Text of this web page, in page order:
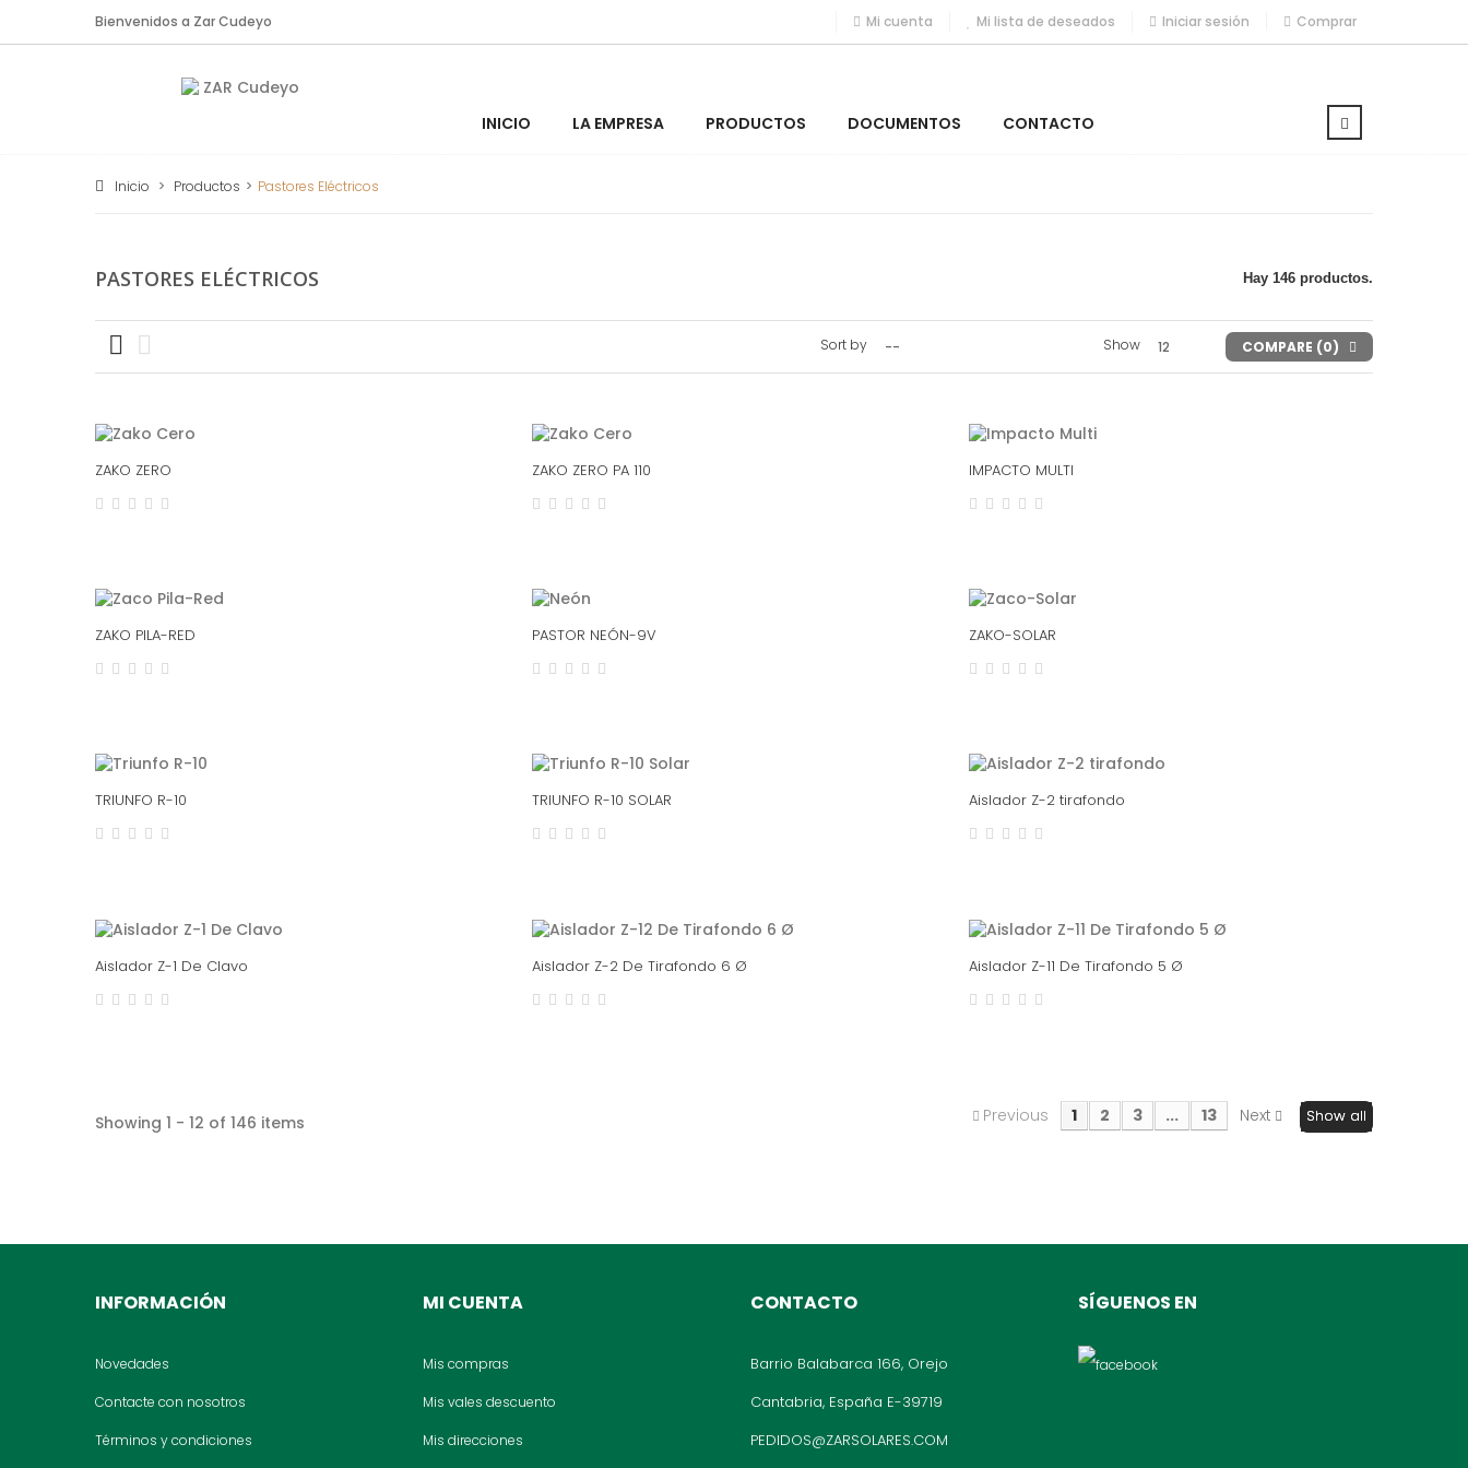
Mi cuenta Mi lista de deseados Comprar
Iniciar sesión
Bienvenidos a Zar Cudeyo
INICIO LA EMPRESA PRODUCTOS DOCUMENTOS CONTACTO
Inicio > Productos > Pastores Eléctricos
PASTORES ELÉCTRICOS Hay 146 productos.
COMPARE (0)
Show 12
Sort by --
ZAKO ZERO ZAKO ZERO PA 110 IMPACTO MULTI
ZAKO PILA-RED PASTOR NEÓN-9V ZAKO-SOLAR
TRIUNFO R-10 TRIUNFO R-10 SOLAR Aislador Z-2 tirafondo
Aislador Z-1 De Clavo Aislador Z-2 De Tirafondo 6 Ø Aislador Z-11 De Tirafondo 5 Ø
Show all
Previous 1 2 3 ... 13 Next
Showing 1 - 12 of 146 items
INFORMACIÓN
Novedades
Contacte con nosotros
Términos y condiciones
MI CUENTA
Mis compras
Mis vales descuento
Mis direcciones
CONTACTO
Barrio Balabarca 166, Orejo
Cantabria, España E-39719
PEDIDOS@ZARSOLARES.COM
SÍGUENOS EN